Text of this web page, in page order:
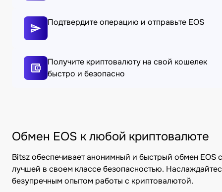
Подтвердите операцию и отправьте EOS
Получите криптовалюту на свой кошелек
быстро и безопасно
Обмен EOS к любой криптовалюте
Bitsz обеспечивает анонимный и быстрый обмен EOS с
лучшей в своем классе безопасностью.
безупречным опытом работы с криптовалютой.